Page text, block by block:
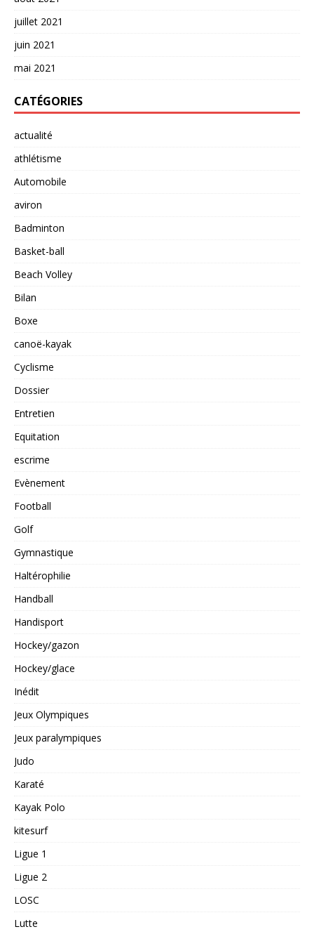
juillet 2021
juin 2021
mai 2021
CATÉGORIES
actualité
athlétisme
Automobile
aviron
Badminton
Basket-ball
Beach Volley
Bilan
Boxe
canoë-kayak
Cyclisme
Dossier
Entretien
Equitation
escrime
Evènement
Football
Golf
Gymnastique
Haltérophilie
Handball
Handisport
Hockey/gazon
Hockey/glace
Inédit
Jeux Olympiques
Jeux paralympiques
Judo
Karaté
Kayak Polo
kitesurf
Ligue 1
Ligue 2
LOSC
Lutte